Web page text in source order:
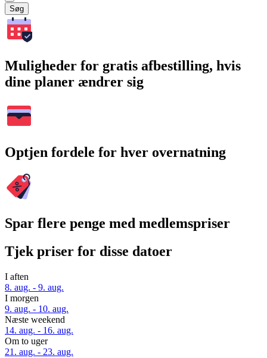
Søg
Muligheder for gratis afbestilling, hvis
dine planer ændrer sig
Optjen fordele for hver overnatning
Spar flere penge med medlemspriser
Tjek priser for disse datoer
I aften
8. aug. - 9. aug.
I morgen
9. aug. - 10. aug.
Næste weekend
14. aug. - 16. aug.
Om to uger
21. aug. - 23. aug.